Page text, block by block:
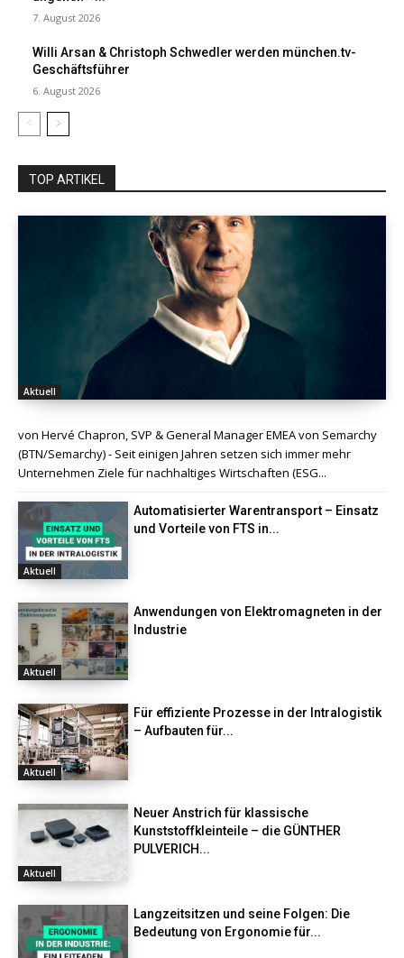
7. August 2026
Willi Arsan & Christoph Schwedler werden münchen.tv-
Geschäftsführer
6. August 2026
TOP ARTIKEL
Aktuell
von Hervé Chapron, SVP & General Manager EMEA von Semarchy
(BTN/Semarchy) - Seit einigen Jahren setzen sich immer mehr
Unternehmen Ziele für nachhaltiges Wirtschaften (ESG...
Aktuell
Automatisierter Warentransport – Einsatz
und Vorteile von FTS in...
Aktuell
Anwendungen von Elektromagneten in der
Industrie
Aktuell
Für effiziente Prozesse in der Intralogistik
– Aufbauten für...
Aktuell
Neuer Anstrich für klassische
Kunststoffkleinteile – die GÜNTHER
PULVERICH...
Langzeitsitzen und seine Folgen: Die
Bedeutung von Ergonomie für...